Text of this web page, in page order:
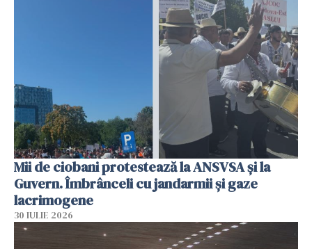
Mii de ciobani protestează la ANSVSA și la
Guvern. Îmbrânceli cu jandarmii și gaze
lacrimogene
30 IULIE 2026